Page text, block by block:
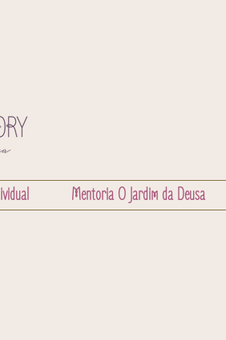
Mentoria O Jardim da Deusa